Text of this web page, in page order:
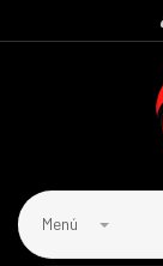
Menú